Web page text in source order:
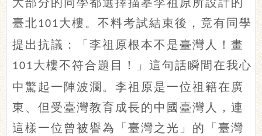
臺北 101大樓。不料考試結束後，竟有同學
提出抗議：「李祖原根本不是臺灣人！畫
101大樓不符合題目！」這句話瞬間在我心
中驚起一陣波瀾。李祖原是一位祖籍在廣
東、但受臺灣教育成長的中國臺灣人，連
這樣一位曾被譽為「臺灣之光」的「臺灣